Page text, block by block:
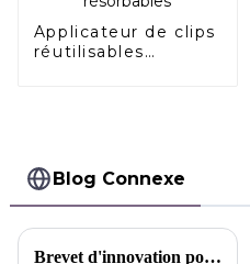
Applicateur de clips
réutilisables
Blog Connexe
Brevet d'innovation pour le sac d'emballage à clip AlligaClip™ Un emballage et un processus scellés et résistants à l'humidité qui permettent le libre échange de gaz internes - Chine